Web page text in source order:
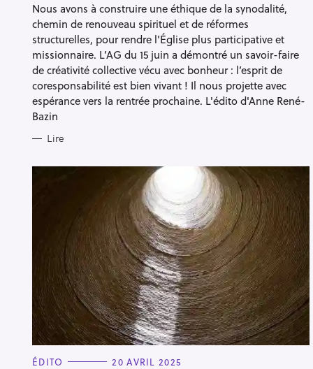
O
R
I
E
S
Nous avons à construire une éthique de la synodalité,
chemin de renouveau spirituel et de réformes
structurelles, pour rendre l’Église plus participative et
missionnaire. L’AG du 15 juin a démontré un savoir-faire
de créativité collective vécu avec bonheur : l’esprit de
coresponsabilité est bien vivant ! Il nous projette avec
espérance vers la rentrée prochaine. L'édito d'Anne René-
Bazin
Lire
C
ÉDITO 20 AVRIL 2025